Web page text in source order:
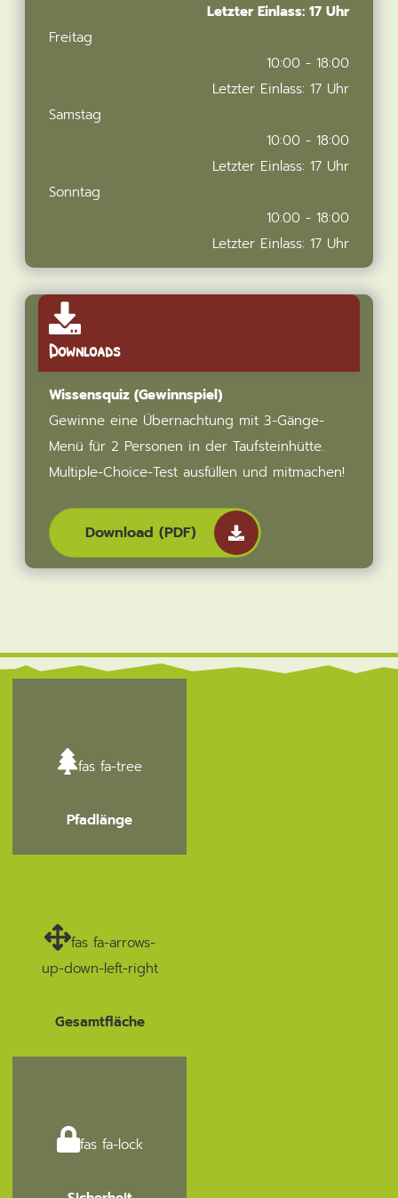
Letzter Einlass: 17 Uhr
Freitag
10:00 - 18:00
Letzter Einlass: 17 Uhr
Samstag
10:00 - 18:00
Letzter Einlass: 17 Uhr
Sonntag
10:00 - 18:00
Letzter Einlass: 17 Uhr
Downloads
Wissensquiz (Gewinnspiel)
Gewinne eine Übernachtung mit 3-Gänge-
Menü für 2 Personen in der Taufsteinhütte.
Multiple-Choice-Test ausfüllen und mitmachen!
Download (PDF)
fas fa-tree
Pfadlänge
fas fa-arrows-
up-down-left-right
Gesamtfläche
fas fa-lock